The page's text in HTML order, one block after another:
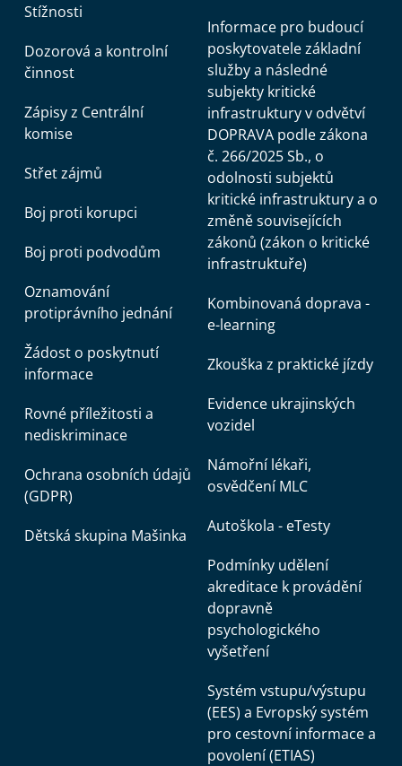
Stížnosti
Dozorová a kontrolní
činnost
Zápisy z Centrální
komise
Střet zájmů
Boj proti korupci
Boj proti podvodům
Oznamování
protiprávního jednání
Žádost o poskytnutí
informace
Rovné příležitosti a
nediskriminace
Ochrana osobních údajů
(GDPR)
Dětská skupina Mašinka
Informace pro budoucí
poskytovatele základní
služby a následné
subjekty kritické
infrastruktury v odvětví
DOPRAVA podle zákona
č. 266/2025 Sb., o
odolnosti subjektů
kritické infrastruktury a o
změně souvisejících
zákonů (zákon o kritické
infrastruktuře)
Kombinovaná doprava -
e-learning
Zkouška z praktické jízdy
Evidence ukrajinských
vozidel
Námořní lékaři,
osvědčení MLC
Autoškola - eTesty
Podmínky udělení
akreditace k provádění
dopravně
psychologického
vyšetření
Systém vstupu/výstupu
(EES) a Evropský systém
pro cestovní informace a
povolení (ETIAS)